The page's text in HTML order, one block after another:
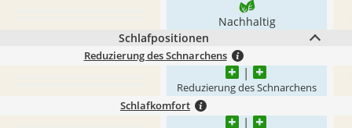
Nachhaltig
Schlafpositionen
Reduzierung des Schnarchens
Reduzierung des Schnarchens
Schlafkomfort